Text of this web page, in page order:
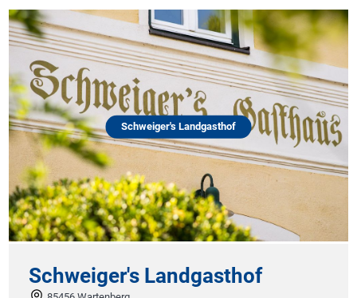
Schweiger's Landgasthof
Schweiger's Landgasthof